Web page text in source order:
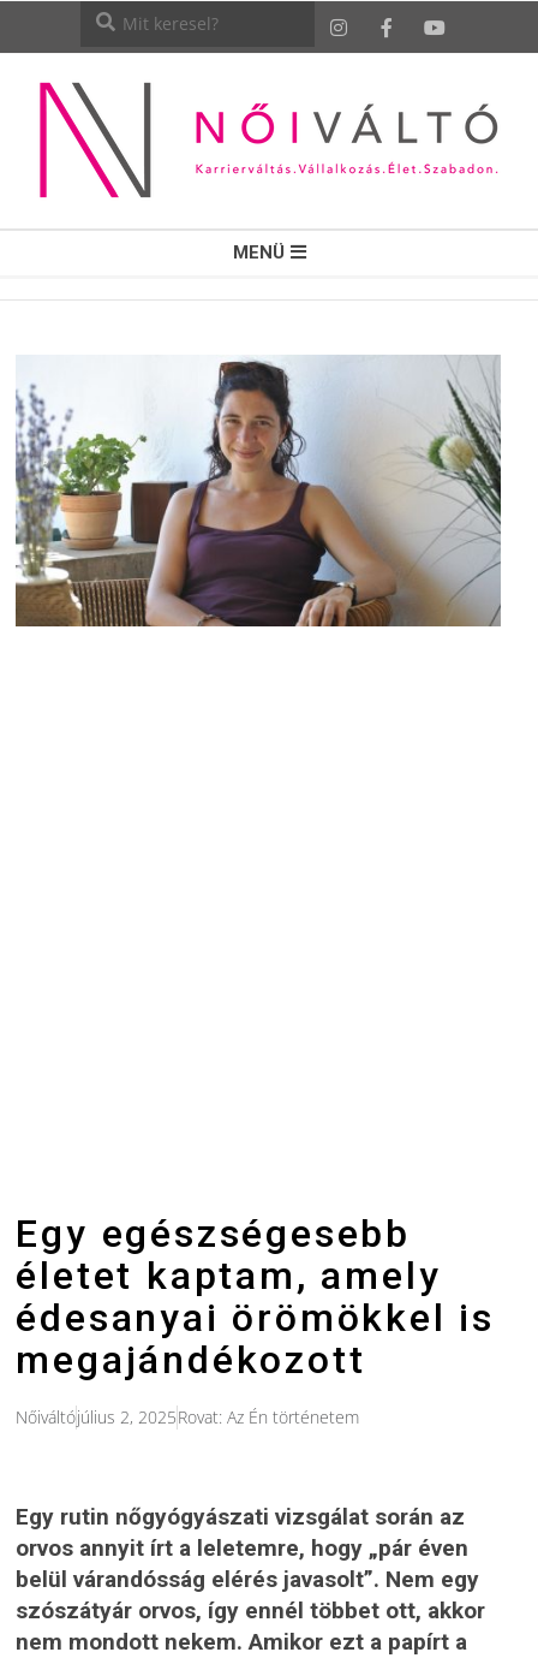
NŐI
VÁLTÓ
MENÜ
Egy egészségesebb
életet kaptam, amely
édesanyai örömökkel is
megajándékozott
Nőiváltójúlius 2, 2025Rovat:Az Én történetem
Egy rutin nőgyógyászati vizsgálat során az
orvos annyit írt a leletemre, hogy „pár éven
belül várandósság elérés javasolt”. Nem egy
szószátyár orvos, így ennél többet ott, akkor
nem mondott nekem. Amikor ezt a papírt a